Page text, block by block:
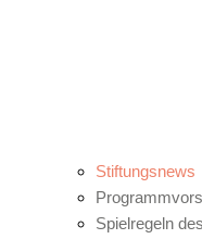
Stiftungsnews
Spielregeln